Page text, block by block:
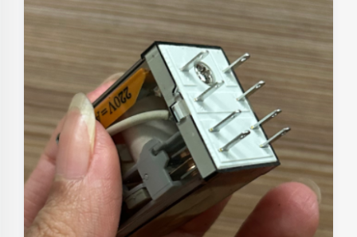
June 25, 2026
הכיבוי של קשתות במרגעים חשמליים במעגל ישר למערכות
הבהרה על הסיבה לכך שהכיבוי של קשתות הוא דרישה קריטית לבטיחות
ולאריכות חיים של מרגעים חשמליים במעגל ישר בעל מתח גבוה במערכות
אחסון אנרגיה ממקורות מתחדשים. טיפים לרכישה מ-DAQCN.
קראו עוד